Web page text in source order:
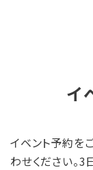
イ
イベント予約を
わせください。